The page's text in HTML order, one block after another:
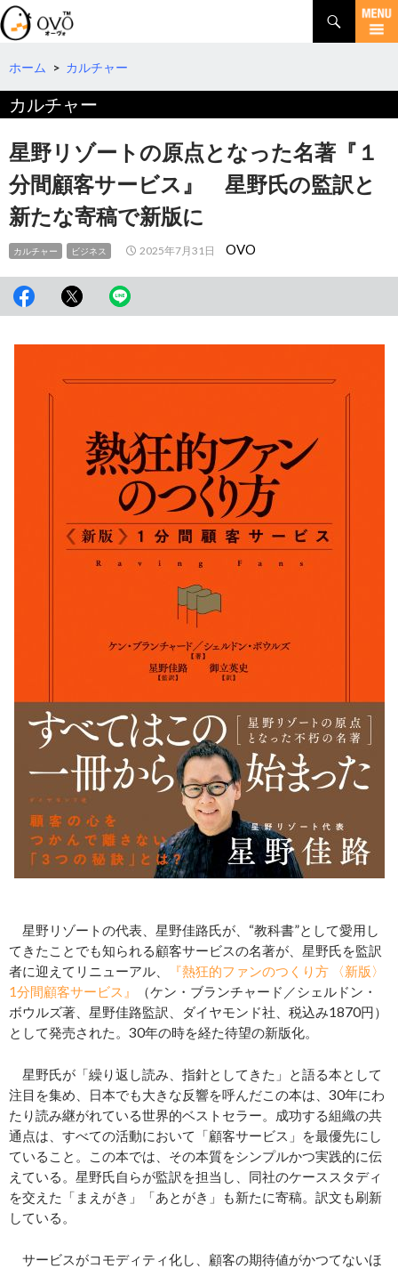
検
索
コ
テ
ツ
へ
動
ホーム > カルチャー
カルチャー
星野リゾートの原点となった名著『１
分間顧客サービス』 星野氏の監訳と
新たな寄稿で新版に
カルチャー ビジネス 2025年7月31日 OVO
星野リゾートの代表、星野佳路氏が、“教科書”として愛用し
てきたことでも知られる顧客サービスの名著が、星野氏を監訳
者に迎えてリニューアル、
『熱狂的ファンのつくり方 〈新版〉
1分間顧客サービス』
（ケン・ブランチャード／シェルドン・
ボウルズ著、星野佳路監訳、ダイヤモンド社、税込み1870円）
として発売された。30年の時を経た待望の新版化。
星野氏が「繰り返し読み、指針としてきた」と語る本として
注目を集め、日本でも大きな反響を呼んだこの本は、30年にわ
たり読み継がれている世界的ベストセラー。成功する組織の共
通点は、すべての活動において「顧客サービス」を最優先にし
ていること。この本では、その本質をシンプルかつ実践的に伝
えている。星野氏自らが監訳を担当し、同社のケーススタディ
を交えた「まえがき」「あとがき」も新たに寄稿。訳文も刷新
している。
サービスがコモディティ化し、顧客の期待値がかつてないほ